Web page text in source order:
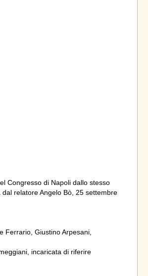
Congresso di Napoli dallo stesso
relatore Angelo Bò, 25 settembre
Ferrario, Giustino Arpesani,
incaricata di riferire